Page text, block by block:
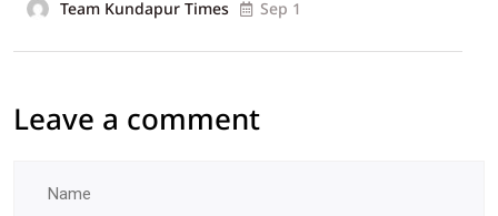
Team Kundapur Times Sep 1
Leave a comment